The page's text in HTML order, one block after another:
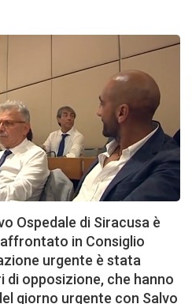
Ospedale di Siracusa è
in Consiglio
urgente è stata
di opposizione, che hanno
giorno urgente con Salvo